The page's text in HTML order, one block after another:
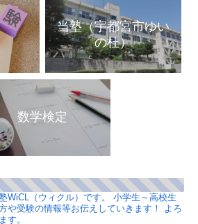
当塾（宇都宮市ゆい
の杜）
数学検定
WiCL（ウィクル）です。
小学生～高校生
や受験の情報等お伝えしていきます！
よろ
す。